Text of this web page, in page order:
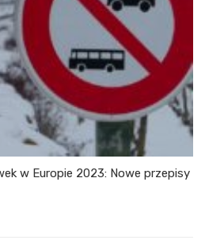
w Europie 2023: Nowe przepisy